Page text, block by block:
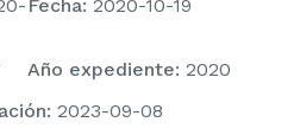
Fecha: 2020-10-19
Año expediente: 2020
: 2023-09-08